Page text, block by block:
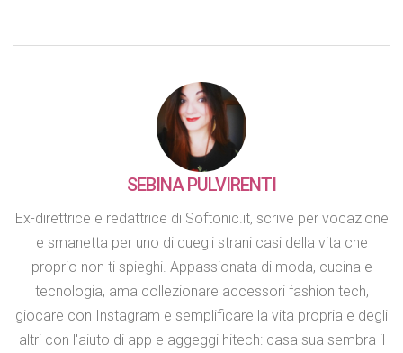
SEBINA PULVIRENTI
Ex-direttrice e redattrice di Softonic.it, scrive per vocazione
e smanetta per uno di quegli strani casi della vita che
proprio non ti spieghi. Appassionata di moda, cucina e
tecnologia, ama collezionare accessori fashion tech,
giocare con Instagram e semplificare la vita propria e degli
altri con l'aiuto di app e aggeggi hitech: casa sua sembra il